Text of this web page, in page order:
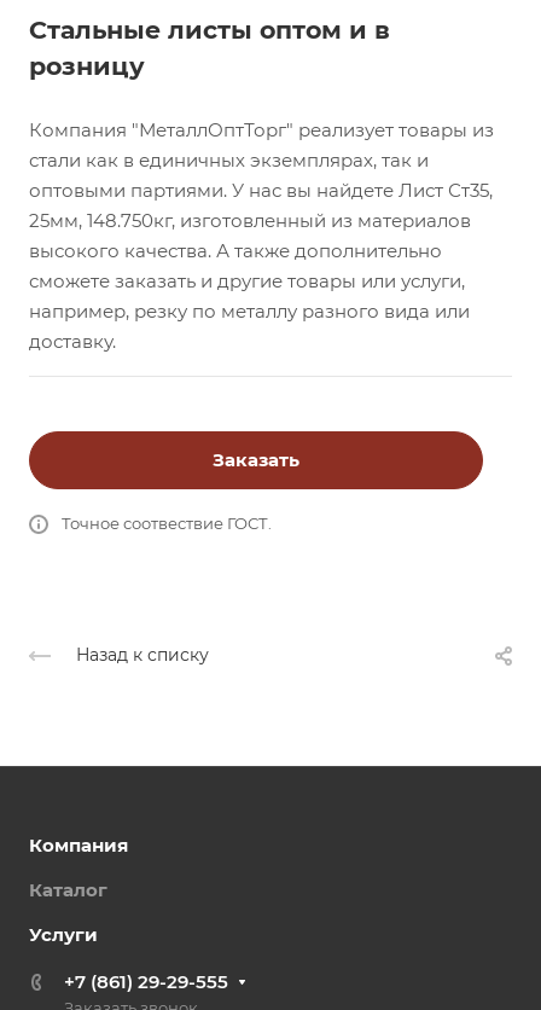
Стальные листы оптом и в
розницу
Компания "МеталлОптТорг" реализует товары из
стали как в единичных экземплярах, так и
оптовыми партиями. У нас вы найдете Лист Ст35,
25мм, 148.750кг, изготовленный из материалов
высокого качества. А также дополнительно
сможете заказать и другие товары или услуги,
например, резку по металлу разного вида или
доставку.
Заказать
Точное соотвествие ГОСТ.
Назад к списку
Компания
Каталог
Услуги
+7 (861) 29-29-555